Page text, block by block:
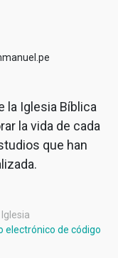
la Iglesia Bíblica
la vida de cada
que han
electrónico de código